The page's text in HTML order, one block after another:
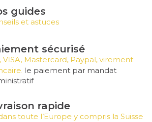
guides
et astuces
sécurisé
VISA, Mastercard, Paypal, virement
le paiement par mandat
rapide
toute l’Europe y compris la Suisse